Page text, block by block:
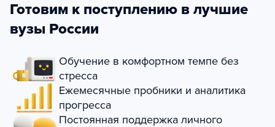
Готовим к поступлению в лучшие
вузы России
Обучение в комфортном темпе без
стресса
Ежемесячные пробники и аналитика
прогресса
Постоянная поддержка личного